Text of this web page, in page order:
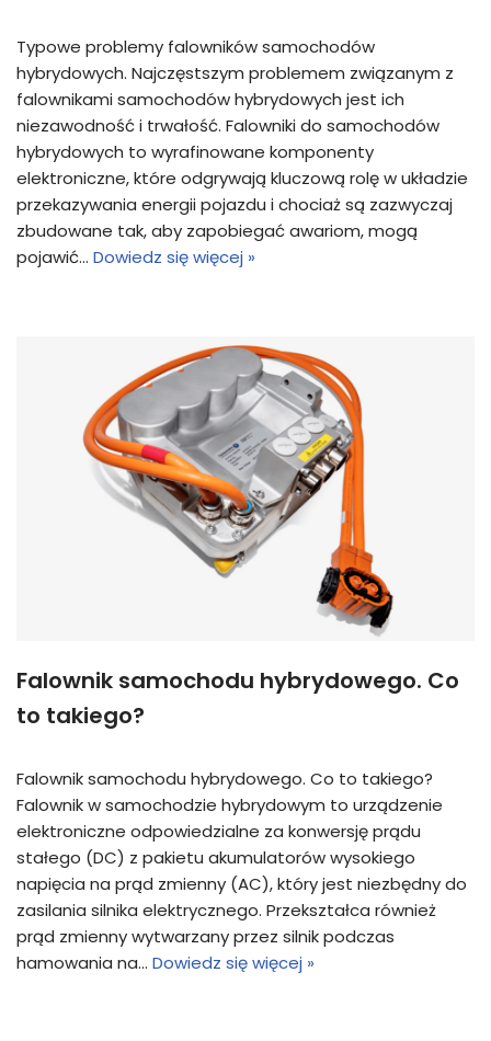
Typowe problemy falowników samochodów
hybrydowych. Najczęstszym problemem związanym z
falownikami samochodów hybrydowych jest ich
niezawodność i trwałość. Falowniki do samochodów
hybrydowych to wyrafinowane komponenty
elektroniczne, które odgrywają kluczową rolę w układzie
przekazywania energii pojazdu i chociaż są zazwyczaj
zbudowane tak, aby zapobiegać awariom, mogą
pojawić… Dowiedz się więcej »
Falownik samochodu hybrydowego. Co
to takiego?
Falownik samochodu hybrydowego. Co to takiego?
Falownik w samochodzie hybrydowym to urządzenie
elektroniczne odpowiedzialne za konwersję prądu
stałego (DC) z pakietu akumulatorów wysokiego
napięcia na prąd zmienny (AC), który jest niezbędny do
zasilania silnika elektrycznego. Przekształca również
prąd zmienny wytwarzany przez silnik podczas
hamowania na… Dowiedz się więcej »